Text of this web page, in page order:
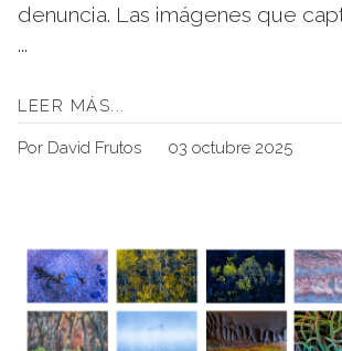
denuncia. Las imágenes que
...
LEER MÁS...
Por David Frutos 03 octubre 2025